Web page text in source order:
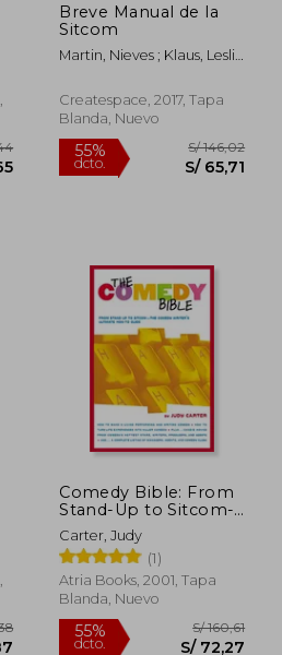
Breve Manual de la
Sitcom
Martin, Nieves ; Klaus, Leslie
Createspace, 2017, Tapa
Blanda, Nuevo
Comedy Bible: From
Stand-Up to Sitcom--
The Comedy Writer' S
Ultimate how to
Guide (en Inglés)
Carter, Judy
(1)
Atria Books, 2001, Tapa
Blanda, Nuevo